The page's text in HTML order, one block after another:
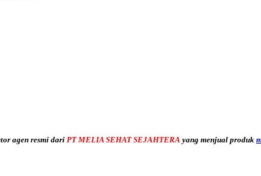
agen resmi dari PT MELIA SEHAT SEJAHTERA yang menjual produk